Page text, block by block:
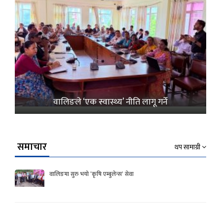
वालिङले ‘एक स्वास्थ्य’ नीति लागू गर्ने
समाचार थप सामाग्री
वालिङमा सुरु भयो ‘कृषि एम्बुलेन्स’ सेवा